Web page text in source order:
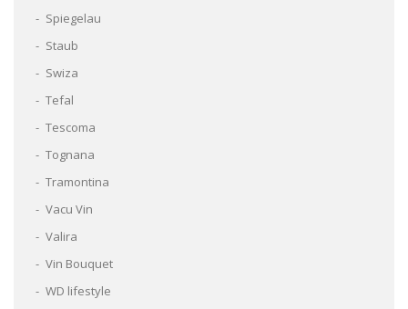
Spiegelau
Staub
Swiza
Tefal
Tescoma
Tognana
Tramontina
Vacu Vin
Valira
Vin Bouquet
WD lifestyle